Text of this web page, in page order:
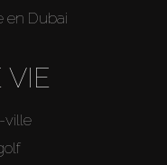
en Dubai
VIE
ville